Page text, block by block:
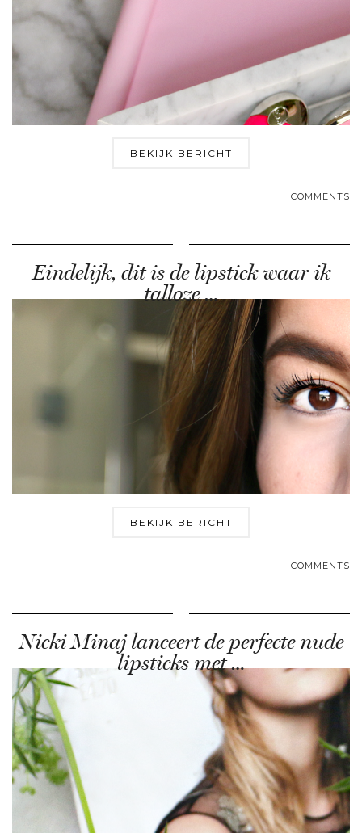
BEKIJK BERICHT
COMMENTS
Eindelijk, dit is de lipstick waar ik
talloze …
BEKIJK BERICHT
COMMENTS
Nicki Minaj lanceert de perfecte nude
lipsticks met …